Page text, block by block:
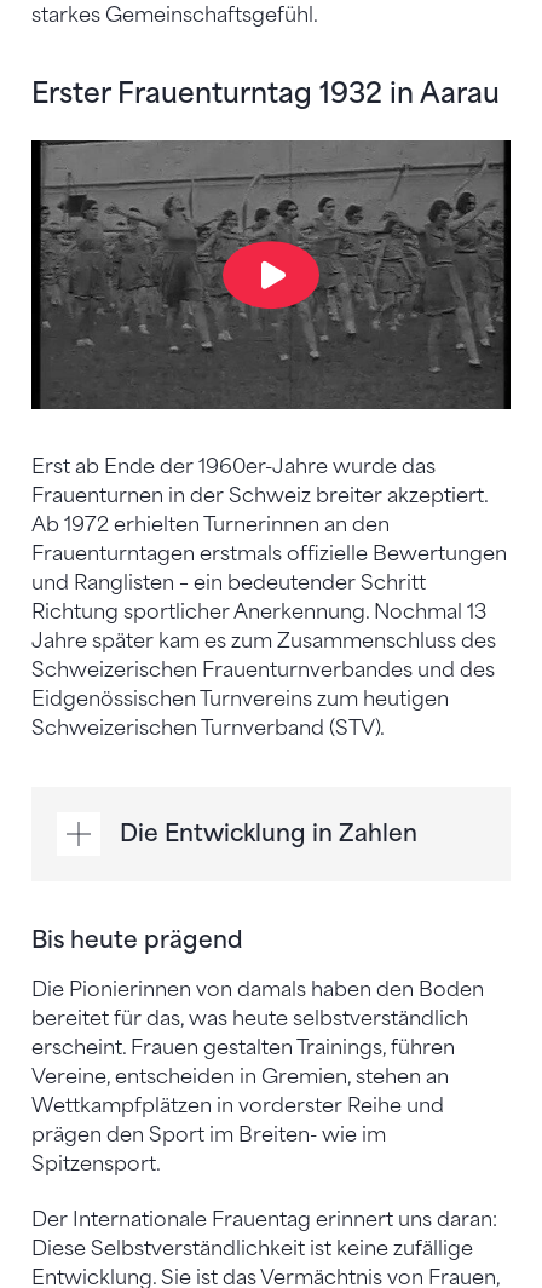
starkes Gemeinschaftsgefühl.
Erster Frauenturntag 1932 in Aarau
Erst ab Ende der 1960er-Jahre wurde das
Frauenturnen in der Schweiz breiter akzeptiert.
Ab 1972 erhielten Turnerinnen an den
Frauenturntagen erstmals offizielle Bewertungen
und Ranglisten – ein bedeutender Schritt
Richtung sportlicher Anerkennung. Nochmal 13
Jahre später kam es zum Zusammenschluss des
Schweizerischen Frauenturnverbandes und des
Eidgenössischen Turnvereins zum heutigen
Schweizerischen Turnverband (STV).
Die Entwicklung in Zahlen
Bis heute prägend
Die Pionierinnen von damals haben den Boden
bereitet für das, was heute selbstverständlich
erscheint. Frauen gestalten Trainings, führen
Vereine, entscheiden in Gremien, stehen an
Wettkampfplätzen in vorderster Reihe und
prägen den Sport im Breiten- wie im
Spitzensport.
Der Internationale Frauentag erinnert uns daran:
Diese Selbstverständlichkeit ist keine zufällige
Entwicklung. Sie ist das Vermächtnis von Frauen,